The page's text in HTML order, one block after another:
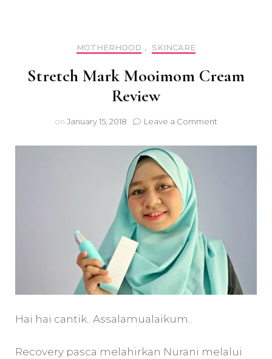
MOTHERHOOD , SKINCARE
Stretch Mark Mooimom Cream
Review
on January 15, 2018 Leave a Comment
Mark
Hai hai cantik.. Assalamualaikum..
Recovery pasca melahirkan Nurani melalui